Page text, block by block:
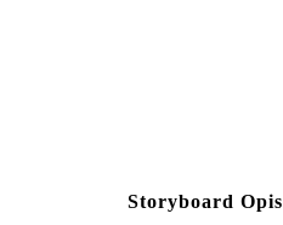
Storyboard Opis